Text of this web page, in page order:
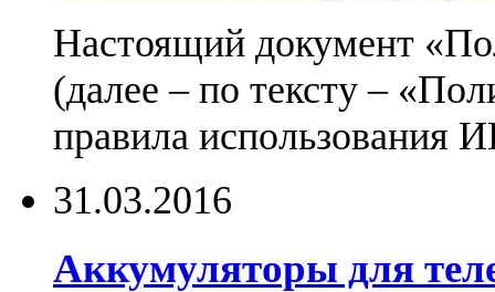
Настоящий документ
(далее – по тексту –
правила использования
31.03.2016
Аккумуляторы для